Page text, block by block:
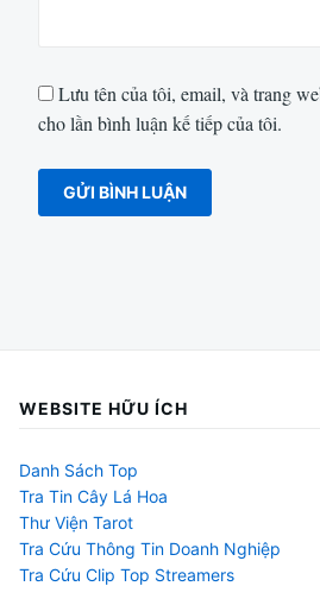
Lưu tên của tôi, email, và trang
cho lần bình luận kế tiếp của tôi.
WEBSITE HỮU ÍCH
Danh Sách Top
Tra Tin Cây Lá Hoa
Thư Viện Tarot
Tra Cứu Thông Tin Doanh Nghiệp
Tra Cứu Clip Top Streamers